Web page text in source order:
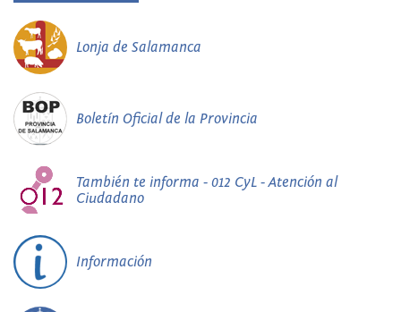
Lonja de Salamanca
Boletín Oficial de la Provincia
También te informa - 012 CyL - Atención al
Ciudadano
Información